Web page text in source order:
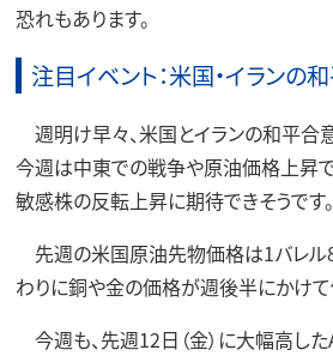
恐れもあります。
注目イベント：米国・イランの
週明け早々、米国とイランの和平合
今週は中東での戦争や原油価格上昇
敏感株の反転上昇に期待できそうです。
先週の米国原油先物価格は1バレル
わりに銅や金の価格が週後半にかけて
今週も、先週12日（金）に大幅高し